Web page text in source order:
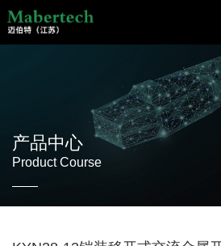
产品中心
Product Course